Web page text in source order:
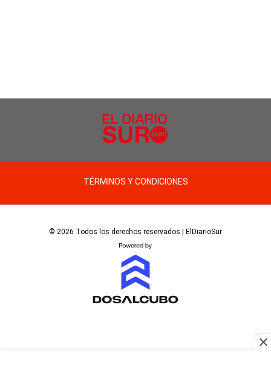
TÉRMINOS Y CONDICIONES
© 2026 Todos los derechos reservados | ElDiarioSur